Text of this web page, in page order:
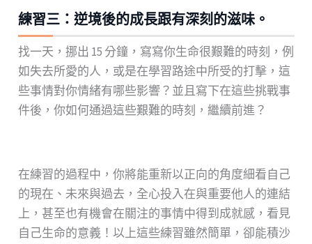
練習三：逆境後的成長跟有深刻的滋味。
找一天，挪出 15 分鐘，寫寫你生命很艱難的時刻，例
如失去所愛的人，或是在學習路途中所受的打擊，這
些事情對你情緒有哪些影響？並且寫下在這些挑戰事
件後，你如何通過這些艱難的時刻，繼續前進？
在練習的過程中，你將能重新以正向的角度細看自己
的現在、未來與過去，全心投入在與重要他人的連結
上，甚至也有機會在關注的事情中得到成就感，看見
自己生命的意義！以上這些練習雖然簡單，卻能積沙